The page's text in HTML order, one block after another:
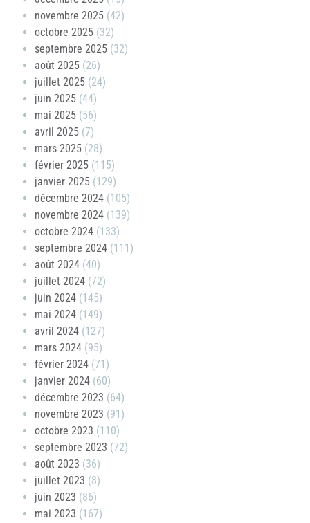
novembre 2025 (42)
octobre 2025 (32)
septembre 2025 (32)
août 2025 (26)
juillet 2025 (24)
juin 2025 (44)
mai 2025 (56)
avril 2025 (7)
mars 2025 (28)
février 2025 (115)
janvier 2025 (129)
décembre 2024 (105)
novembre 2024 (139)
octobre 2024 (133)
septembre 2024 (111)
août 2024 (40)
juillet 2024 (72)
juin 2024 (145)
mai 2024 (149)
avril 2024 (127)
mars 2024 (95)
février 2024 (71)
janvier 2024 (60)
décembre 2023 (64)
novembre 2023 (91)
octobre 2023 (110)
septembre 2023 (72)
août 2023 (36)
juillet 2023 (8)
juin 2023 (86)
mai 2023 (167)